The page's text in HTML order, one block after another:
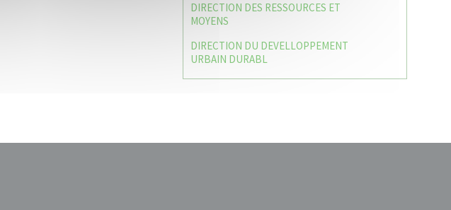
DIRECTION DES RESSOURCES ET
MOYENS
DIRECTION DU DEVELLOPPEMENT
URBAIN DURABL